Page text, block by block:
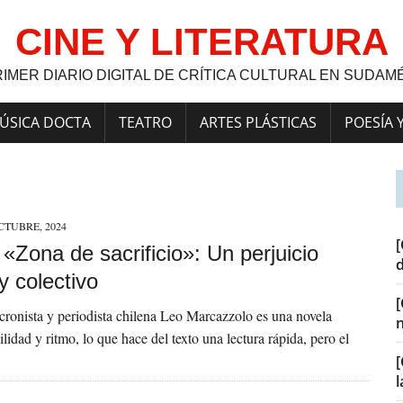
CINE Y LITERATURA
DIARIO DIGITAL DE CRÍTICA CULTURAL EN
DOCTA TEATRO ARTES PLÁSTICAS POESÍA
2024
de sacrificio»: Un perjuicio
colectivo
y periodista chilena Leo Marcazzolo es una novela
y ritmo, lo que hace del texto una lectura rápida, pero el